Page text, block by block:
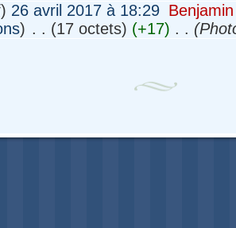
26 avril 2017 à 18:29‎ Benjamin
) . . (17 octets) (+17) . .